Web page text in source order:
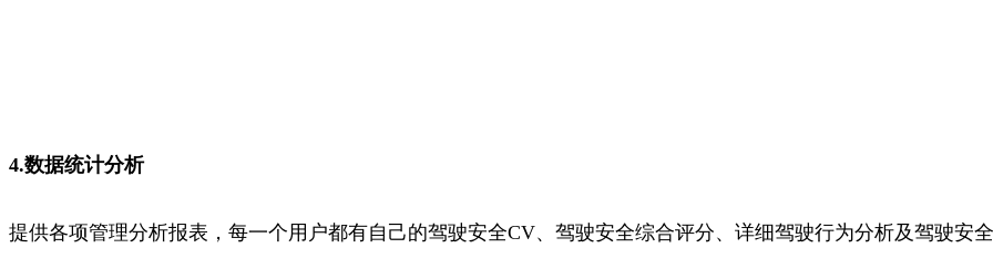
4.数据统计分析
提供各项管理分析报表，每一个用户都有自己的驾驶安全CV、驾驶安全综合评分、详细驾驶行为分析及驾驶安